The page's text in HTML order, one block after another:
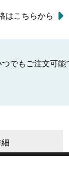
はこちらから
でもご注文可能